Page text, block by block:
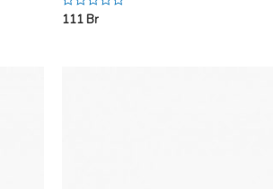
Rated
0
111Br